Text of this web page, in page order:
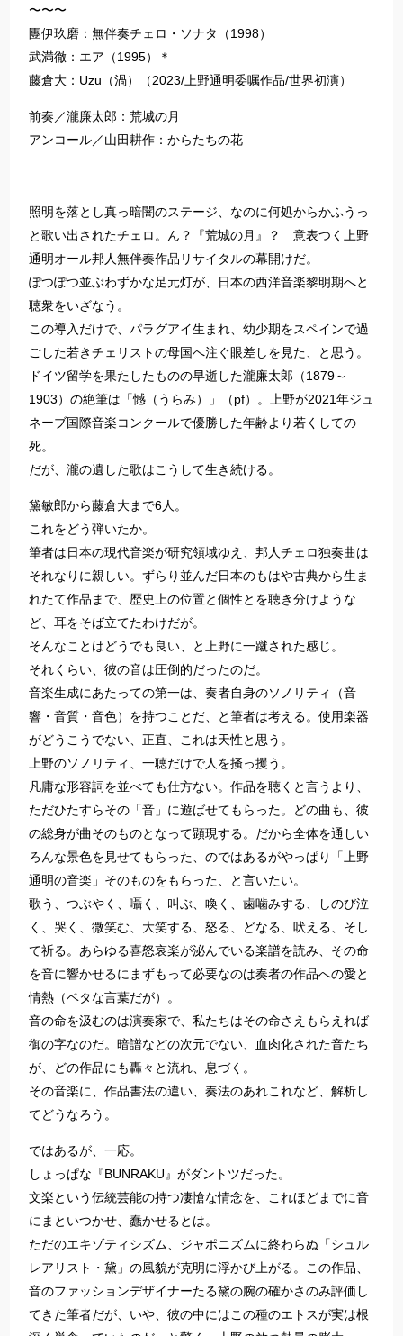
〜〜〜
團伊玖磨：無伴奏チェロ・ソナタ（1998）
武満徹：エア（1995）＊
藤倉大：Uzu（渦）（2023/上野通明委嘱作品/世界初演）
前奏／瀧廉太郎：荒城の月
アンコール／山田耕作：からたちの花
照明を落とし真っ暗闇のステージ、なのに何処からかふうっ
と歌い出されたチェロ。ん？『荒城の月』？ 意表つく上野
通明オール邦人無伴奏作品リサイタルの幕開けだ。
ぽつぽつ並ぶわずかな足元灯が、日本の西洋音楽黎明期へと
聴衆をいざなう。
この導入だけで、パラグアイ生まれ、幼少期をスペインで過
ごした若きチェリストの母国へ注ぐ眼差しを見た、と思う。
ドイツ留学を果たしたものの早逝した瀧廉太郎（1879～
1903）の絶筆は「憾（うらみ）」（pf）。上野が2021年ジュ
ネーブ国際音楽コンクールで優勝した年齢より若くしての
死。
だが、瀧の遺した歌はこうして生き続ける。
黛敏郎から藤倉大まで6人。
これをどう弾いたか。
筆者は日本の現代音楽が研究領域ゆえ、邦人チェロ独奏曲は
それなりに親しい。ずらり並んだ日本のもはや古典から生ま
れたて作品まで、歴史上の位置と個性とを聴き分けような
ど、耳をそば立てたわけだが。
そんなことはどうでも良い、と上野に一蹴された感じ。
それくらい、彼の音は圧倒的だったのだ。
音楽生成にあたっての第一は、奏者自身のソノリティ（音
響・音質・音色）を持つことだ、と筆者は考える。使用楽器
がどうこうでない、正直、これは天性と思う。
上野のソノリティ、一聴だけで人を掻っ攫う。
凡庸な形容詞を並べても仕方ない。作品を聴くと言うより、
ただひたすらその「音」に遊ばせてもらった。どの曲も、彼
の総身が曲そのものとなって顕現する。だから全体を通しい
ろんな景色を見せてもらった、のではあるがやっぱり「上野
通明の音楽」そのものをもらった、と言いたい。
歌う、つぶやく、囁く、叫ぶ、喚く、歯噛みする、しのび泣
く、哭く、微笑む、大笑する、怒る、どなる、吠える、そし
て祈る。あらゆる喜怒哀楽が泌んでいる楽譜を読み、その命
を音に響かせるにまずもって必要なのは奏者の作品への愛と
情熱（ベタな言葉だが）。
音の命を汲むのは演奏家で、私たちはその命さえもらえれば
御の字なのだ。暗譜などの次元でない、血肉化された音たち
が、どの作品にも轟々と流れ、息づく。
その音楽に、作品書法の違い、奏法のあれこれなど、解析し
てどうなろう。
ではあるが、一応。
しょっぱな『BUNRAKU』がダントツだった。
文楽という伝統芸能の持つ凄愴な情念を、これほどまでに音
にまといつかせ、蠢かせるとは。
ただのエキゾティシズム、ジャポニズムに終わらぬ「シュル
レアリスト・黛」の風貌が克明に浮かび上がる。この作品、
音のファッションデザイナーたる黛の腕の確かさのみ評価し
てきた筆者だが、いや、彼の中にはこの種のエトスが実は根